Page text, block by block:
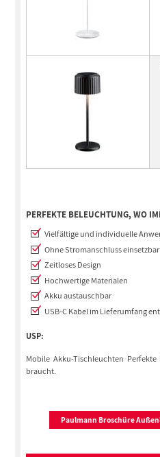
PERFEKTE BELEUCHTUNG, WO
Vielfältige und individuelle
Ohne Stromanschluss einsetzbar
Zeitloses Design
Hochwertige Materialen
Akku austauschbar
USB-C Kabel im Lieferumfang
USP:
Mobile Akku-Tischleuchten
braucht.
Paulmann Broschüre